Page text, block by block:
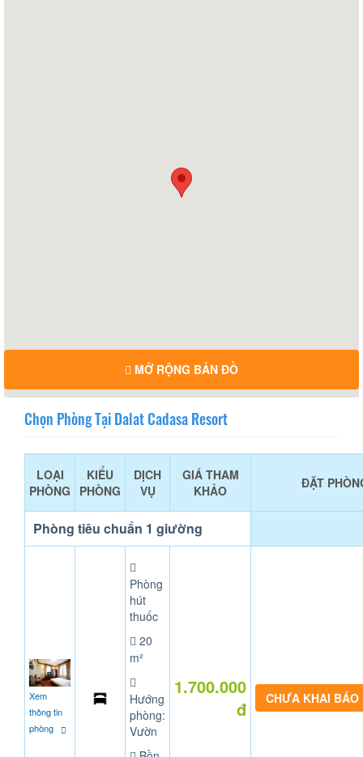
MỞ RỘNG BẢN ĐỒ
Chọn Phòng Tại Dalat Cadasa Resort
LOẠI
PHÒNG
KIỂU
PHÒNG
DỊCH
VỤ
GIÁ THAM
KHẢO
ĐẶT
Phòng tiêu chuẩn 1 giường
Xem
thông tin
phòng
Phòng
hút
thuốc
20
m²
Hướng
phòng:
Vườn
1.700.000
đ
CHƯA KHAI BÁO